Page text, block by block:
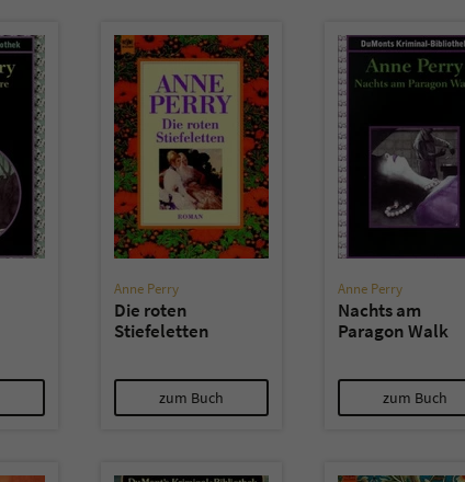
Anne Perry
Die roten
Stiefeletten
zum Buch
Anne Perry
Nachts am
Paragon Walk
zum Buch